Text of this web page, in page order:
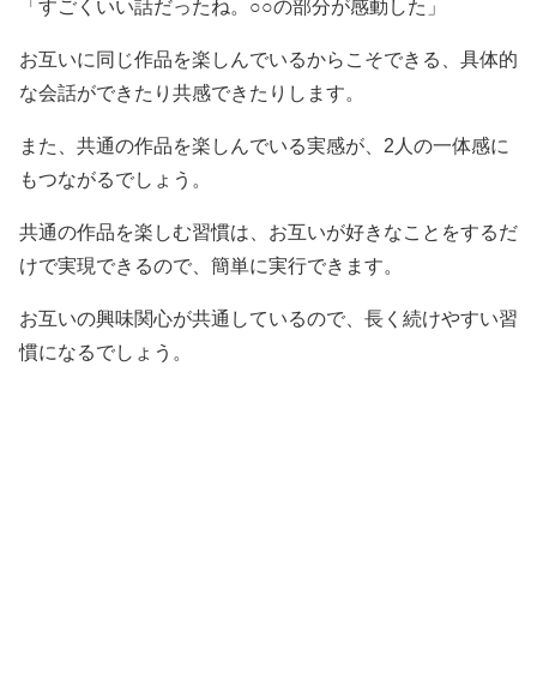
「すごくいい話だったね。○○の部分が感動した」
お互いに同じ作品を楽しんでいるからこそできる、具体的
な会話ができたり共感できたりします。
また、共通の作品を楽しんでいる実感が、2人の一体感に
もつながるでしょう。
共通の作品を楽しむ習慣は、お互いが好きなことをするだ
けで実現できるので、簡単に実行できます。
お互いの興味関心が共通しているので、長く続けやすい習
慣になるでしょう。